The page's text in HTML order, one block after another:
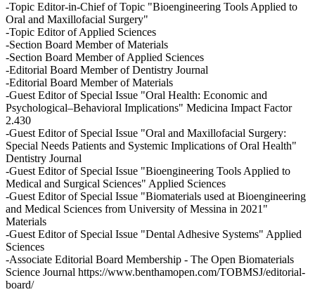
-Topic Editor-in-Chief of Topic "Bioengineering Tools Applied to
Oral and Maxillofacial Surgery"
-Topic Editor of Applied Sciences
-Section Board Member of Materials
-Section Board Member of Applied Sciences
-Editorial Board Member of Dentistry Journal
-Editorial Board Member of Materials
-Guest Editor of Special Issue "Oral Health: Economic and
Psychological–Behavioral Implications" Medicina Impact Factor
2.430
-Guest Editor of Special Issue "Oral and Maxillofacial Surgery:
Special Needs Patients and Systemic Implications of Oral Health"
Dentistry Journal
-Guest Editor of Special Issue "Bioengineering Tools Applied to
Medical and Surgical Sciences" Applied Sciences
-Guest Editor of Special Issue "Biomaterials used at Bioengineering
and Medical Sciences from University of Messina in 2021"
Materials
-Guest Editor of Special Issue "Dental Adhesive Systems" Applied
Sciences
-Associate Editorial Board Membership - The Open Biomaterials
Science Journal https://www.benthamopen.com/TOBMSJ/editorial-
board/